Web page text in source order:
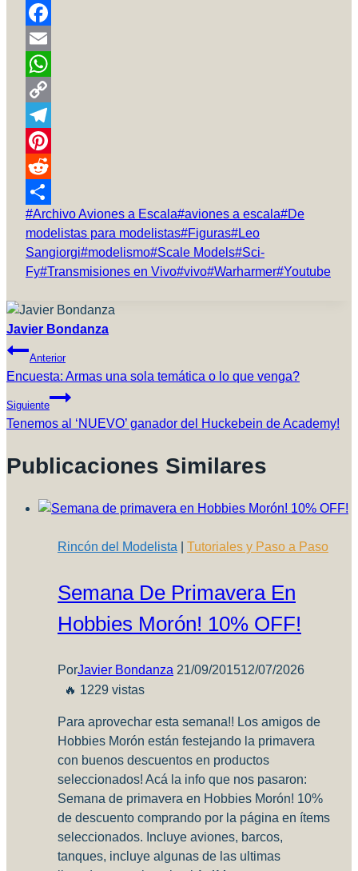
Facebook
Email
WhatsApp
Copy
Link
Telegram
Pinterest
Reddit
Compartir
Etiquetas
de
la
entrada:
#Archivo Aviones a Escala#aviones a escala#De
modelistas para modelistas#Figuras#Leo
Sangiorgi#modelismo#Scale Models#Sci-
Fy#Transmisiones en Vivo#vivo#Warharmer#Youtube
Javier Bondanza
Navegación
De
Entradas
Anterior
Encuesta: Armas una sola temática o lo que venga?
Siguiente
Tenemos al ‘NUEVO’ ganador del Huckebein de Academy!
Publicaciones Similares
Rincón del Modelista Tutoriales y Paso a Paso
Semana De Primavera En
Hobbies Morón! 10% OFF!
PorJavier Bondanza 21/09/201512/07/2026
🔥 1229 vistas
Para aprovechar esta semana!! Los amigos de
Hobbies Morón están festejando la primavera
con buenos descuentos en productos
seleccionados! Acá la info que nos pasaron:
Semana de primavera en Hobbies Morón! 10%
de descuento comprando por la página en ítems
seleccionados. Incluye aviones, barcos,
tanques, incluye algunas de las ultimas